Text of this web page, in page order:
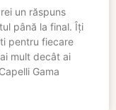
un răspuns
până la final. Îți
pentru fiecare
mult decât ai
Gama